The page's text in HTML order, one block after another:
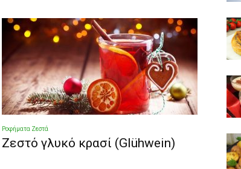
Ροφήματα Ζεστά
Ζεστό γλυκό κρασί (Glühwein)